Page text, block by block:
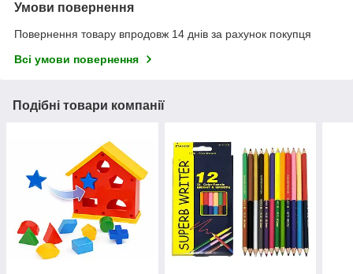
Умови повернення
Повернення товару впродовж 14 днів за рахунок покупця
Всі умови повернення
Подібні товари компанії